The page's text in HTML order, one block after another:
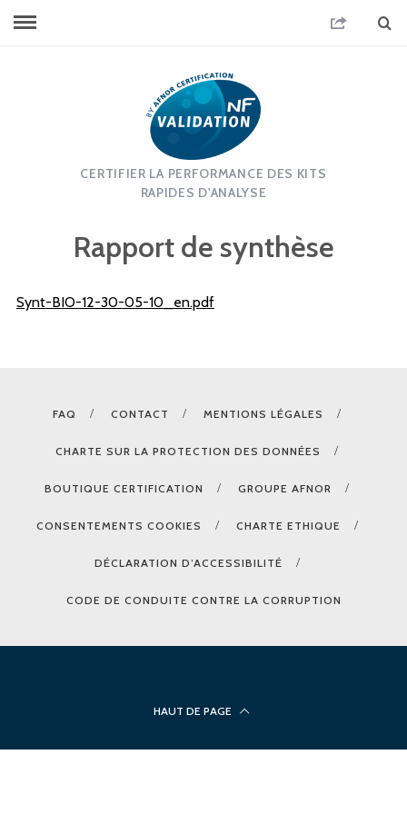
CERTIFIER LA PERFORMANCE DES KITS
RAPIDES D'ANALYSE
Rapport de synthèse
Synt-BIO-12-30-05-10_en.pdf
FAQ CONTACT MENTIONS LÉGALES
CHARTE SUR LA PROTECTION DES DONNÉES
BOUTIQUE CERTIFICATION GROUPE AFNOR
CONSENTEMENTS COOKIES CHARTE ETHIQUE
DÉCLARATION D’ACCESSIBILITÉ
CODE DE CONDUITE CONTRE LA CORRUPTION
HAUT DE PAGE